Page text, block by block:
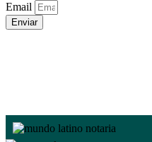
Email
Enviar